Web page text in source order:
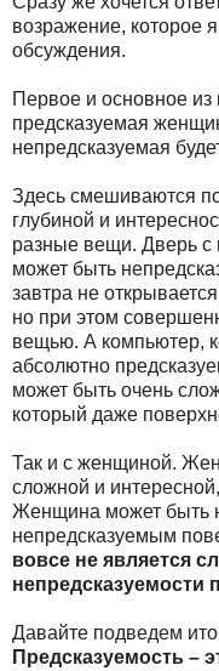
возражение, которое
обсуждения.
Первое и основное из
предсказуемая
непредсказуемая
Здесь смешиваются
глубиной и
разные вещи. Дверь
может быть
завтра не
но при этом
вещью. А компьютер,
абсолютно
может быть очень
который даже
Так и с женщиной.
сложной и
Женщина может быть
непредсказуемым
вовсе не является
непредсказуемости
Давайте подведем
Предсказуемость –